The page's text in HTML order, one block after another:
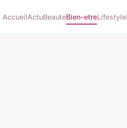
AccueilActuBeauteBien-etreLifestyle